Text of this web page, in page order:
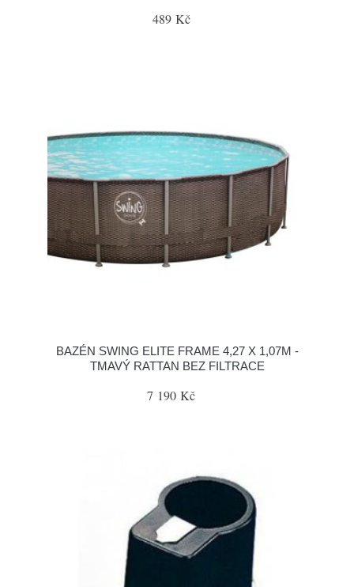
489 Kč
BAZÉN SWING ELITE FRAME 4,27 X 1,07M -
TMAVÝ RATTAN BEZ FILTRACE
7 190 Kč